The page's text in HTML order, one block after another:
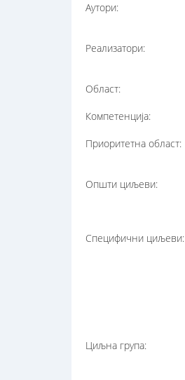
Аутори:
Реализатори:
Област:
Компетенција:
Приоритетна област:
Општи циљеви:
Специфични циљеви:
Циљна група: